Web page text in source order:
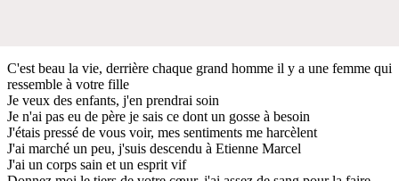
C'est beau la vie, derrière chaque grand homme il y a une femme qui
ressemble à votre fille
Je veux des enfants, j'en prendrai soin
Je n'ai pas eu de père je sais ce dont un gosse à besoin
J'étais pressé de vous voir, mes sentiments me harcèlent
J'ai marché un peu, j'suis descendu à Etienne Marcel
J'ai un corps sain et un esprit vif